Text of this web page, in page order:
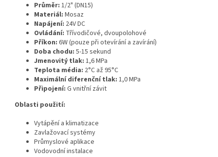
Průměr: 1/2" (DN15)
Materiál: Mosaz
Napájení: 24V DC
Ovládání: Třívodičové, dvoupolohové
Příkon: 6W (pouze při otevírání a zavírání)
Doba chodu: 5-15 sekund
Jmenovitý tlak: 1,6 MPa
Teplota média: 2°C až 95°C
Maximální diferenční tlak: 1,0 MPa
Připojení: G vnitřní závit
Oblasti použití:
Vytápění a klimatizace
Zavlažovací systémy
Průmyslové aplikace
Vodovodní instalace